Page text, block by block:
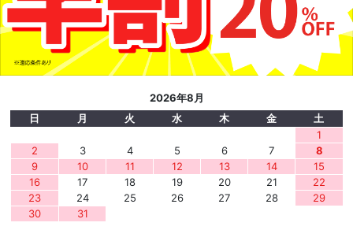
2026年8月
日
月 火 水 木 金
土
1
2
3 4 5 6 7
8
9
10 11 12 13 14
15
16
17 18 19 20 21
22
23
24 25 26 27 28
29
30
31